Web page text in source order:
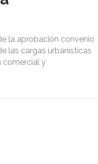
la aprobación convenio
las cargas urbanísticas
comercial y